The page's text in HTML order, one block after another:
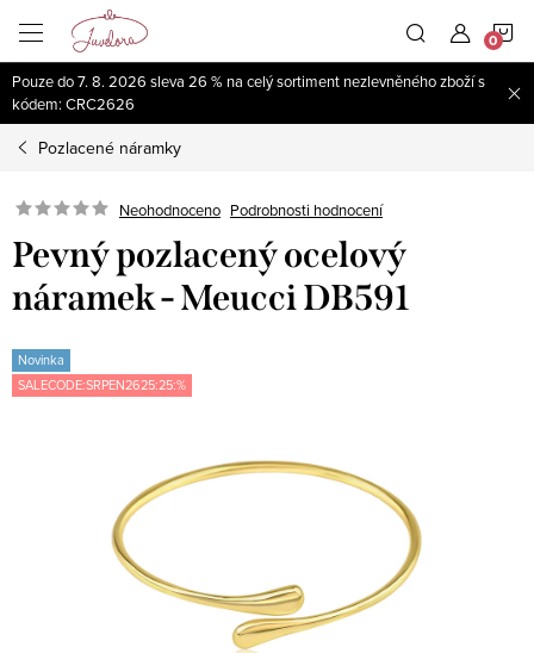
obsah
Pouze do 7. 8. 2026 sleva 26 % na celý sortiment nezlevněného zboží s
kódem: CRC2626
Pozlacené náramky
Neohodnoceno Podrobnosti hodnocení
Pevný pozlacený ocelový
náramek - Meucci DB591
Novinka
SALECODE:SRPEN2625:25:%